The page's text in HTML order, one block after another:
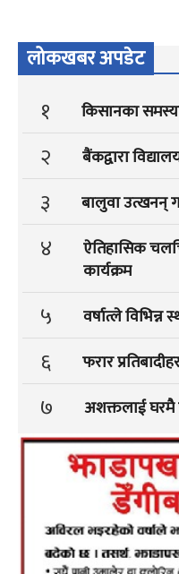
लोकखबर अपडेट
१ किसानका
२ बैंकद्वारा
३ बालुवा उत्खनन्
४
ऐतिहासिक
कार्यक्रम
५ वर्षात्ले विभिन्न
६ फरार
७ अशक्तलाई घरमै